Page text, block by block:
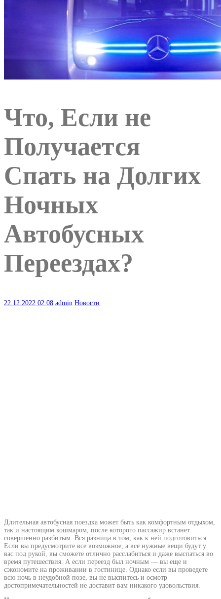
Что, Если не
Получается
Спать на Долгих
Ночных
Автобусных
Переездах?
22.12.2022 02:08 admin Новости
Длительная автобусная поездка может быть как комфортным отдыхом,
так и настоящим кошмаром, после которого пассажир встанет
совершенно разбитым. Вся разница в том, как к ней подготовиться.
Если вы предусмотрите все возможное, а все нужные вещи будут у
вас под рукой, вы сможете отлично расслабиться и даже выспаться во
время путешествия. А если переезд был ночным — вы еще и
сэкономите на проживании в гостинице. Однако если вы проведете
всю ночь в неудобной позе, вы не выспитесь и осмотр
достопримечательностей не доставит вам никакого удовольствия.